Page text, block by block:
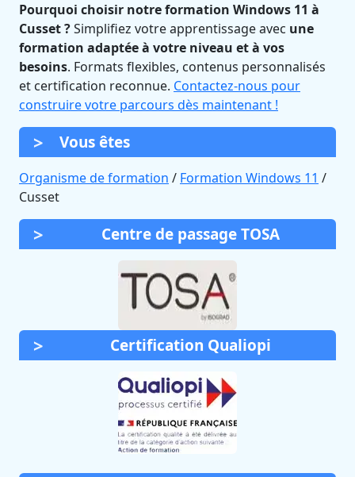
Pourquoi choisir notre formation Windows 11 à
Cusset ?Simplifiez votre apprentissage avec une
formation adaptée à votre niveau et à vos
besoins. Formats flexibles, contenus personnalisés
et certification reconnue. Contactez-nous pour
construire votre parcours dès maintenant !
Vous êtes
Organisme de formation / Formation Windows 11 /
Cusset
Centre de passage TOSA
Certification Qualiopi